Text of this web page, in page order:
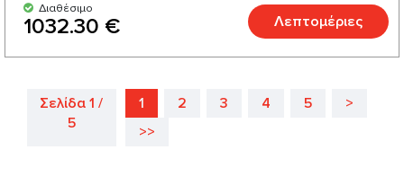
Διαθέσιμο
1032.30 € Λεπτομέριες
Σελίδα 1 /
5
1 2 3 4 5
>
>>